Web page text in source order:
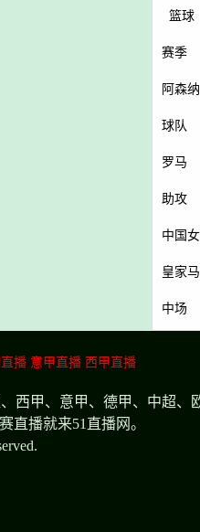
篮球
赛季
阿森纳
球队
罗马
助攻
中国
皇家
中场
播 意甲直播 西甲直播
西甲、意甲、德甲、中超、
直播就来51直播网。